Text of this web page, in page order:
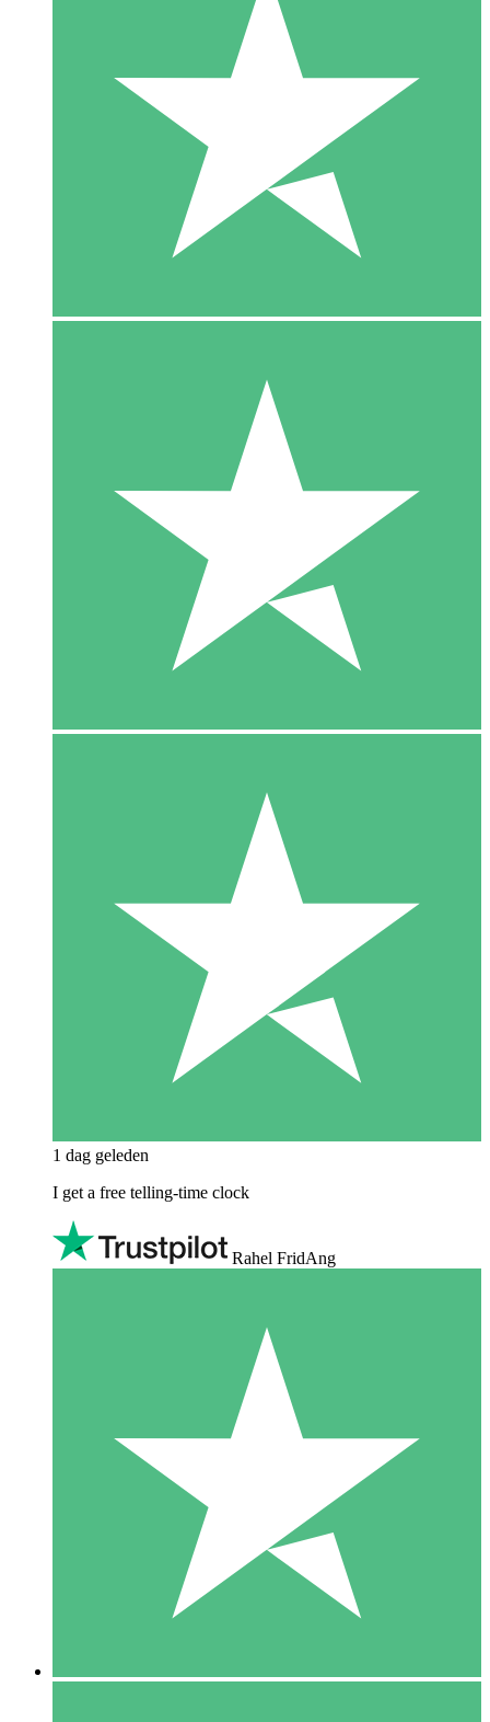
1 dag geleden
I get a free telling-time clock
Rahel FridAng